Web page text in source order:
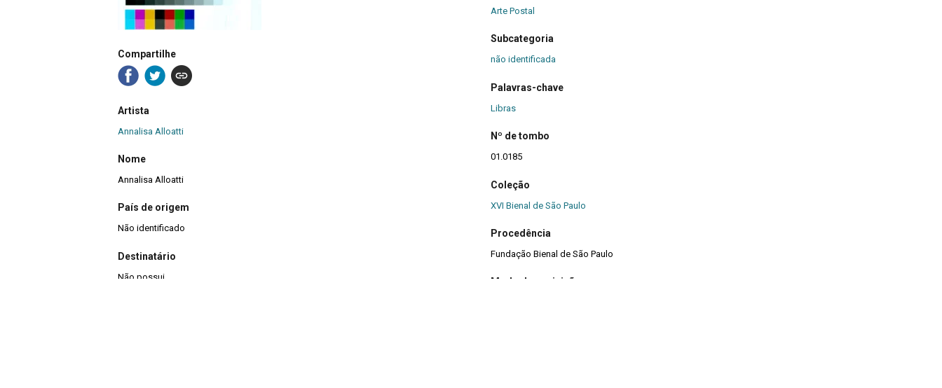
Compartilhe
Artista
Annalisa Alloatti
Nome
Annalisa Alloatti
País de origem
Não identificado
Destinatário
Não possui
Arte Postal
Subcategoria
não identificada
Palavras-chave
Libras
Nº de tombo
01.0185
Coleção
XVI Bienal de São Paulo
Procedência
Fundação Bienal de São Paulo
Modo de aquisição